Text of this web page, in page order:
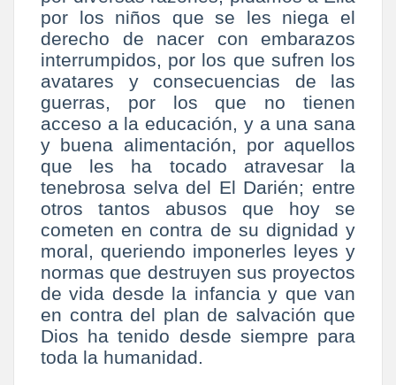
por los niños que se les niega el
derecho de nacer con embarazos
interrumpidos, por los que sufren los
avatares y consecuencias de las
guerras, por los que no tienen
acceso a la educación, y a una sana
y buena alimentación, por aquellos
que les ha tocado atravesar la
tenebrosa selva del El Darién; entre
otros tantos abusos que hoy se
cometen en contra de su dignidad y
moral, queriendo imponerles leyes y
normas que destruyen sus proyectos
de vida desde la infancia y que van
en contra del plan de salvación que
Dios ha tenido desde siempre para
toda la humanidad.